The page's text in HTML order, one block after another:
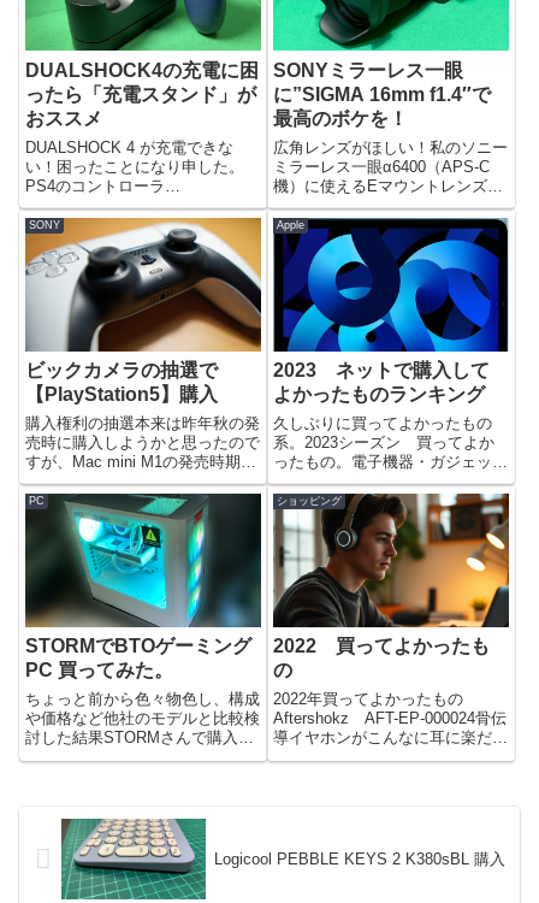
DUALSHOCK4の充電に困
ったら「充電スタンド」が
おススメ
DUALSHOCK 4 が充電できな
い！困ったことになり申した。
PS4のコントローラ
DUALSHOCK 4が充電できない。
USBケーブルをひねったりゴニ
ョゴニョすると微妙な角度差で充
電出来ることもあるんだが、どう
にもほとんど充電が難しい状態...
SONYミラーレス一眼
に”SIGMA 16mm f1.4″で
最高のボケを！
広角レンズがほしい！私のソニー
ミラーレス一眼α6400（APS-C
機）に使えるEマウントレンズは
ダブルズームキットについてきた
2本と、SIGMA30mmとNikon MF
用50mmの4本だけだ。所持レン
ズSELP1650（E PZ 16-5...
SONY
ビックカメラの抽選で
【PlayStation5】購入
購入権利の抽選本来は昨年秋の発
売時に購入しようかと思ったので
すが、Mac mini M1の発売時期と
重なったためMacを選びPS5は後
回しにしていました。抽選申し込
みもしていませんでした。しかし
楽天モバイルを申し込んだ際の期
間限定ポイント3...
Apple
2023 ネットで購入して
よかったものランキング
久しぶりに買ってよかったもの
系。2023シーズン 買ってよか
ったもの。電子機器・ガジェッ
ト・家電10位：STORM：PG-
X46Ti70WH10位：STORM：PG-
X46Ti70WH ゲーミングPCで
す。色々悩んで購入した機種で、
性能的に...
PC
STORMでBTOゲーミング
PC 買ってみた。
ちょっと前から色々物色し、構成
や価格など他社のモデルと比較検
討した結果STORMさんで購入す
ることに決めた。コスパだけなら
とね～。そんな諸々含めてって感
じですね。14世代が発売され...
ショッピング
2022 買ってよかったも
の
2022年買ってよかったもの
Aftershokz AFT-EP-000024骨伝
導イヤホンがこんなに耳に楽だと
は思わなかった。超愛用してい
Logicool PEBBLE KEYS 2 K380sBL 購入